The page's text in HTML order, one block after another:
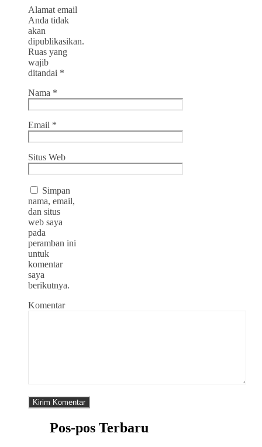
Alamat email
Anda tidak
akan
dipublikasikan.
Ruas yang
wajib
ditandai *
Nama *
Email *
Situs Web
Simpan
nama, email,
dan situs
web saya
pada
peramban ini
untuk
komentar
saya
berikutnya.
Komentar
Pos-pos Terbaru